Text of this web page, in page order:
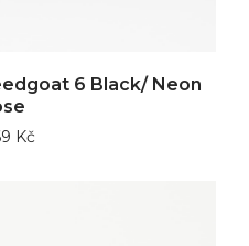
6 Black/ Neon
Kč